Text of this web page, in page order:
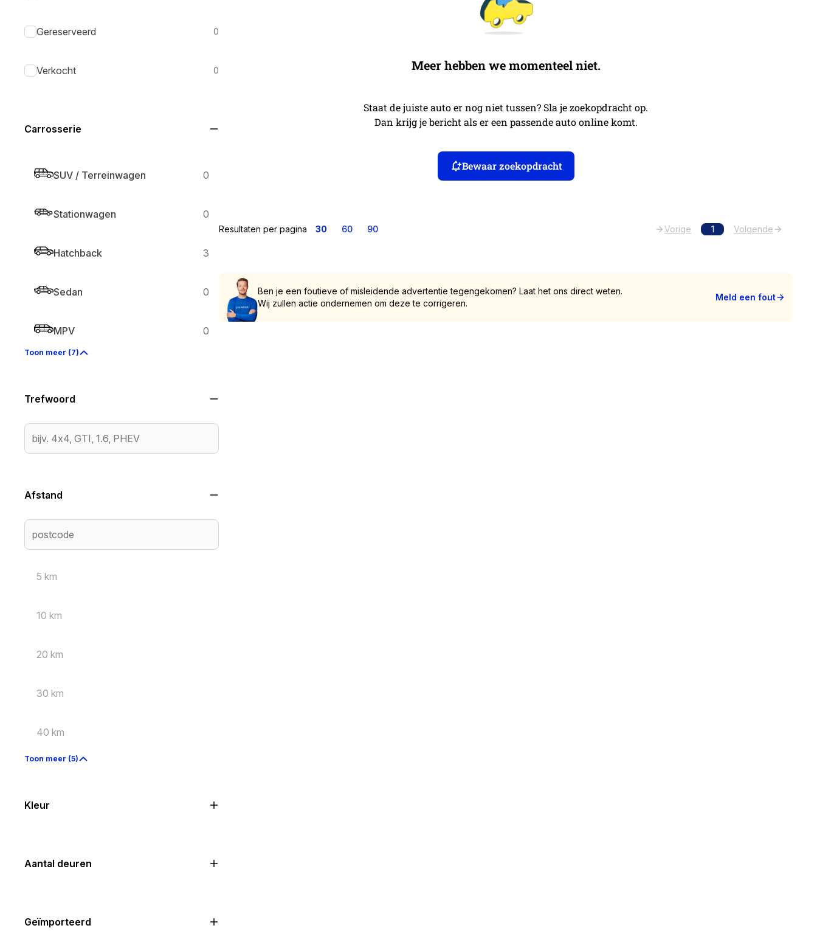
Gereserveerd 0
Verkocht 0
Carrosserie
SUV / Terreinwagen 0
Stationwagen 0
Hatchback 3
Sedan 0
MPV 0
Toon meer (7)
Trefwoord
Afstand
5 km
10 km
20 km
30 km
40 km
Toon meer (5)
Kleur
Aantal deuren
Geïmporteerd
Meer hebben we momenteel niet.
Staat de juiste auto er nog niet tussen? Sla je zoekopdracht op.
Dan krijg je bericht als er een passende auto online komt.
Bewaar zoekopdracht
Resultaten per pagina 30 60 90 Vorige 1 Volgende
Ben je een foutieve of misleidende advertentie tegengekomen? Laat het ons direct weten.
Wij zullen actie ondernemen om deze te corrigeren.
Meld een fout